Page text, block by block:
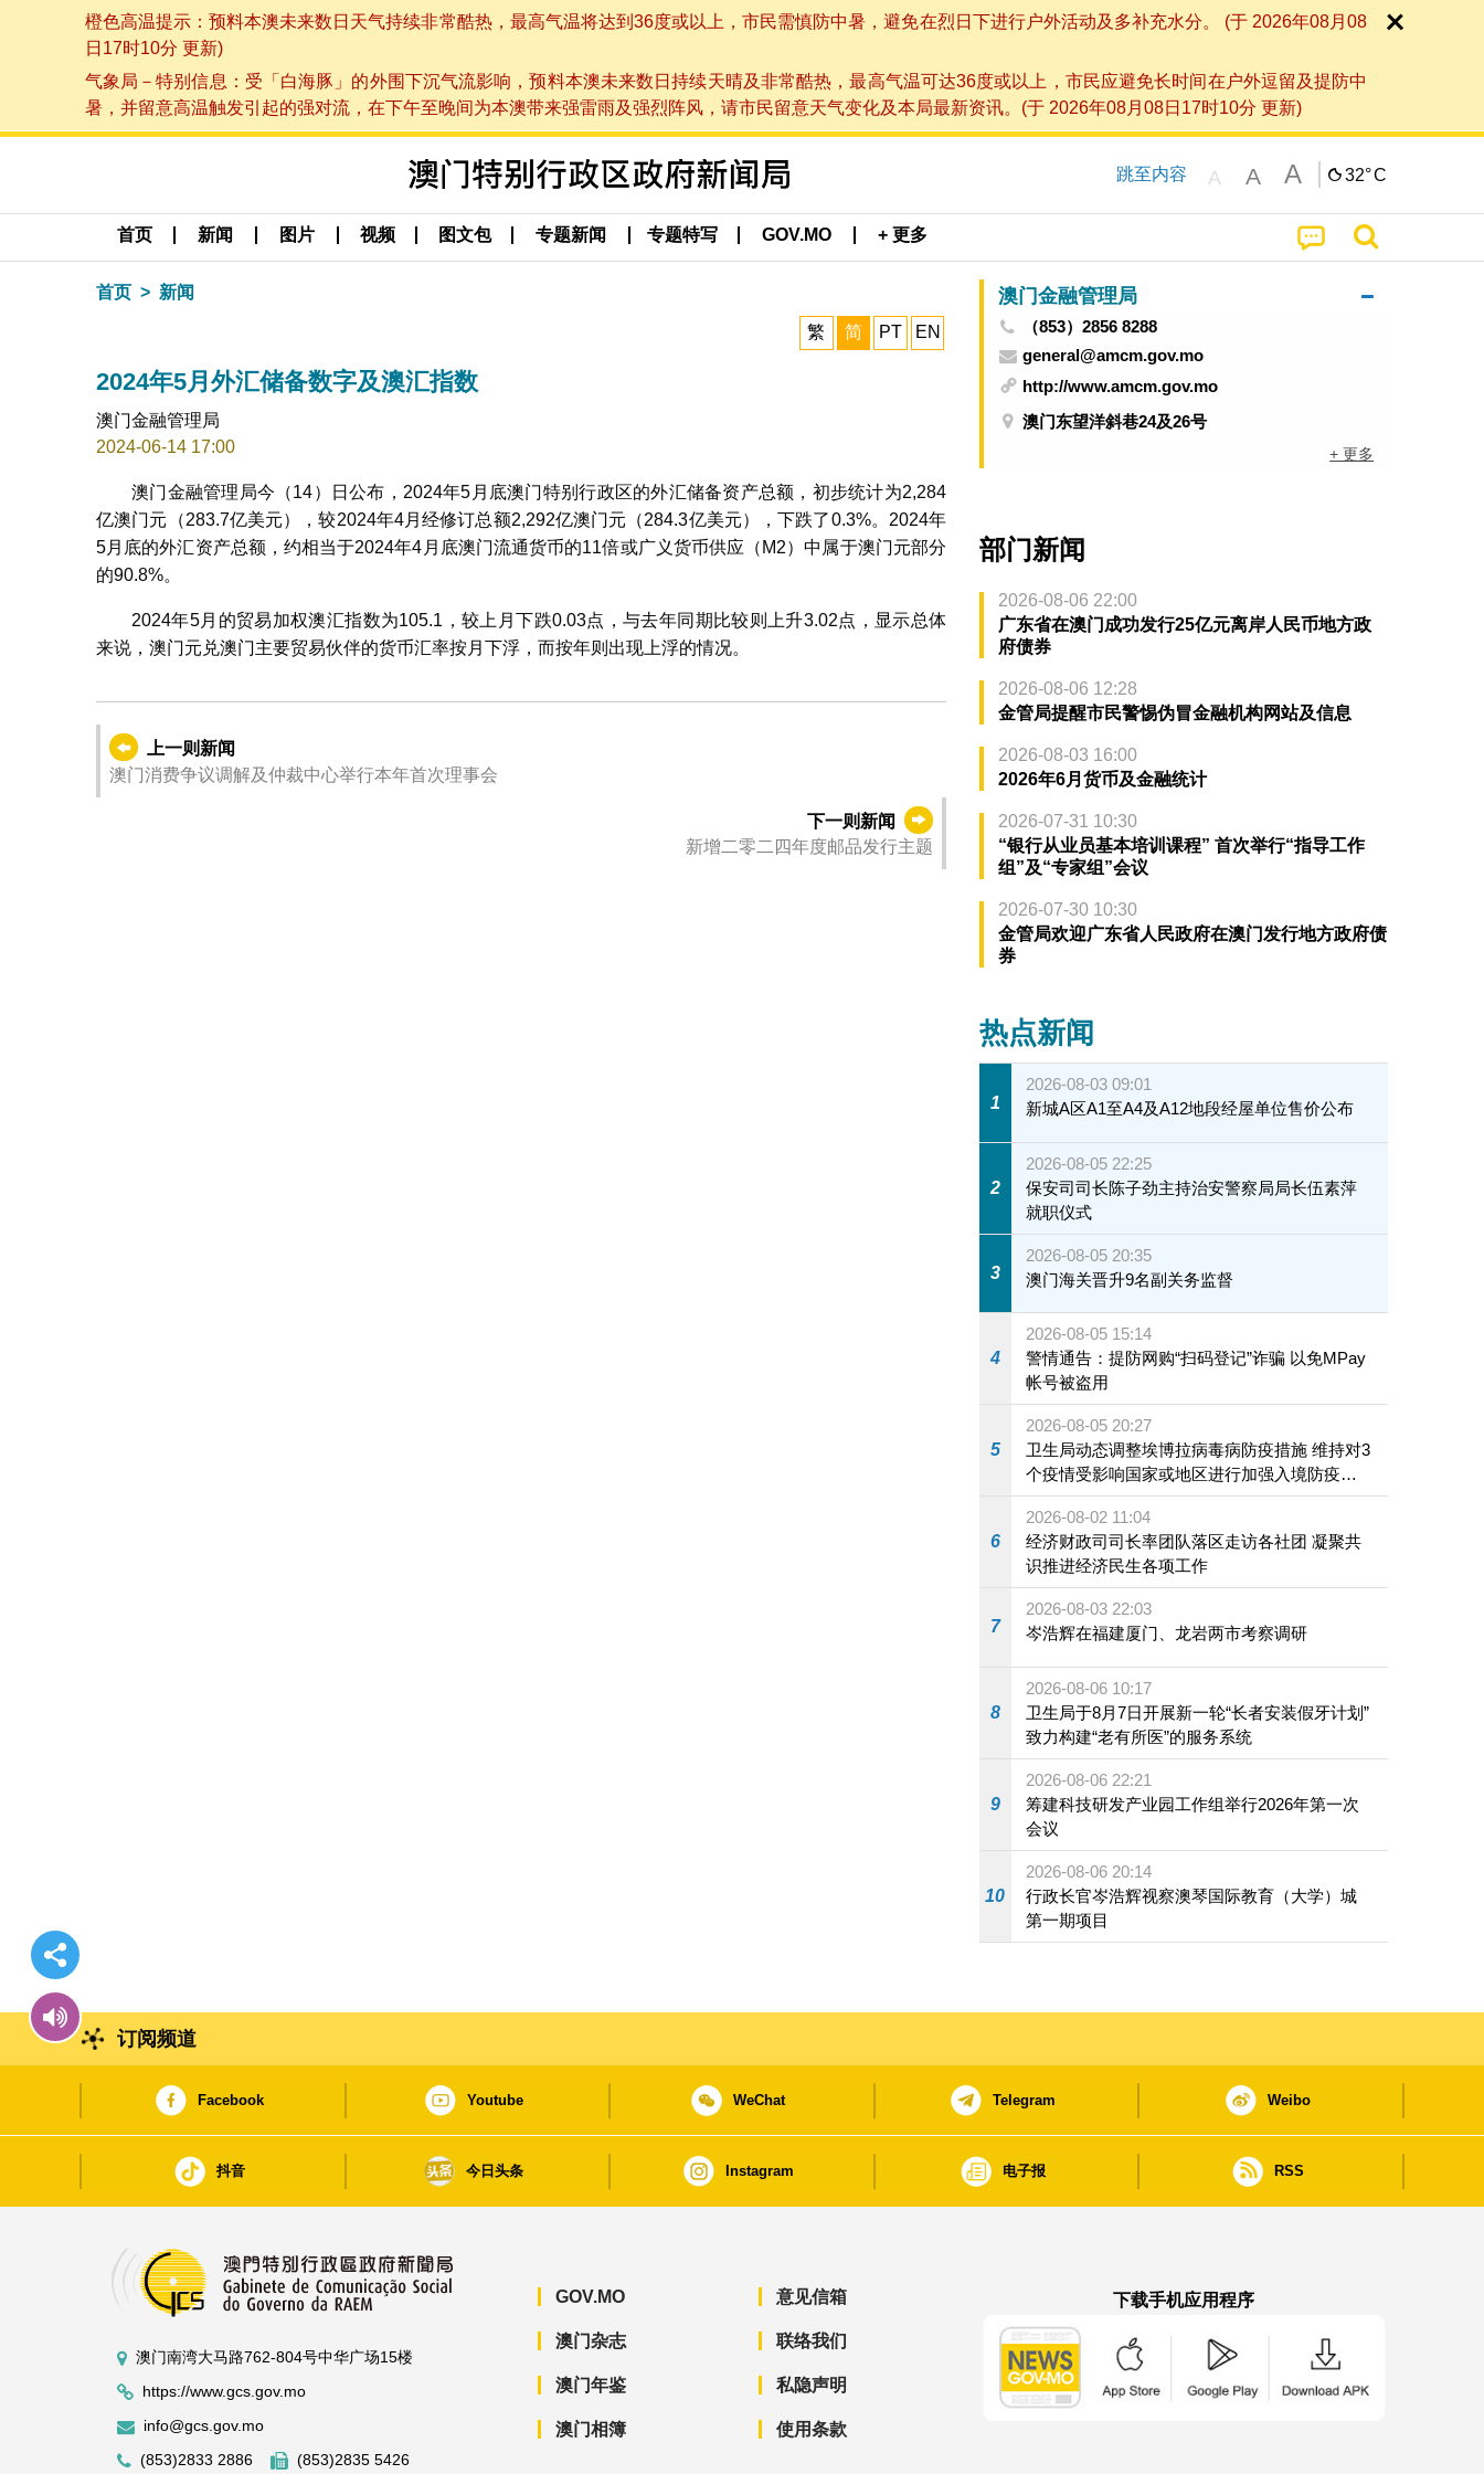
橙色高温提示：预料本澳未来数日天气持续非常酷热，最高气温将达到36度或以上，市民需慎防中暑，避免在烈日下进行户外活动及多补充水分。 (于 2026年08月08
日17时10分 更新)
气象局－特别信息：受「白海豚」的外围下沉气流影响，预料本澳未来数日持续天晴及非常酷热，最高气温可达36度或以上，市民应避免长时间在户外逗留及提防中
暑，并留意高温触发引起的强对流，在下午至晚间为本澳带来强雷雨及强烈阵风，请市民留意天气变化及本局最新资讯。(于 2026年08月08日17时10分 更新)
跳至内容 A A A 32°C
首页 新闻 图片 视频 图文包 专题新闻 专题特写 GOV.MO + 更多
首页 新闻
繁 简 PT EN
2024年5月外汇储备数字及澳汇指数
澳门金融管理局
2024-06-14 17:00
澳门金融管理局今（14）日公布，2024年5月底澳门特别行政区的外汇储备资产总额，初步统计为2,284
亿澳门元（283.7亿美元），较2024年4月经修订总额2,292亿澳门元（284.3亿美元），下跌了0.3%。2024年
5月底的外汇资产总额，约相当于2024年4月底澳门流通货币的11倍或广义货币供应（M2）中属于澳门元部分
的90.8%。
2024年5月的贸易加权澳汇指数为105.1，较上月下跌0.03点，与去年同期比较则上升3.02点，显示总体
来说，澳门元兑澳门主要贸易伙伴的货币汇率按月下浮，而按年则出现上浮的情况。
上一则新闻
澳门消费争议调解及仲裁中心举行本年首次理事会
下一则新闻
新增二零二四年度邮品发行主题
澳门金融管理局
（853）2856 8288
general@amcm.gov.mo
http://www.amcm.gov.mo
澳门东望洋斜巷24及26号
+ 更多
部门新闻
2026-08-06 22:00
广东省在澳门成功发行25亿元离岸人民币地方政
府债券
2026-08-06 12:28
金管局提醒市民警惕伪冒金融机构网站及信息
2026-08-03 16:00
2026年6月货币及金融统计
2026-07-31 10:30
“银行从业员基本培训课程” 首次举行“指导工作
组”及“专家组”会议
2026-07-30 10:30
金管局欢迎广东省人民政府在澳门发行地方政府债
券
热点新闻
1
2026-08-03 09:01
新城A区A1至A4及A12地段经屋单位售价公布
2
2026-08-05 22:25
保安司司长陈子劲主持治安警察局局长伍素萍
就职仪式
3
2026-08-05 20:35
澳门海关晋升9名副关务监督
4
2026-08-05 15:14
警情通告：提防网购“扫码登记”诈骗 以免MPay
帐号被盗用
5
2026-08-05 20:27
卫生局动态调整埃博拉病毒病防疫措施 维持对3
个疫情受影响国家或地区进行加强入境防疫措
施
6
2026-08-02 11:04
经济财政司司长率团队落区走访各社团 凝聚共
识推进经济民生各项工作
7
2026-08-03 22:03
岑浩辉在福建厦门、龙岩两市考察调研
8
2026-08-06 10:17
卫生局于8月7日开展新一轮“长者安装假牙计划”
致力构建“老有所医”的服务系统
9
2026-08-06 22:21
筹建科技研发产业园工作组举行2026年第一次
会议
10
2026-08-06 20:14
行政长官岑浩辉视察澳琴国际教育（大学）城
第一期项目
订阅频道
Facebook Youtube WeChat Telegram Weibo
抖音 今日头条 Instagram 电子报 RSS
澳门南湾大马路762-804号中华广场15楼
https://www.gcs.gov.mo
info@gcs.gov.mo
(853)2833 2886
(853)2835 5426
GOV.MO
澳门杂志
澳门年鉴
澳门相簿
意见信箱
联络我们
私隐声明
使用条款
下载手机应用程序